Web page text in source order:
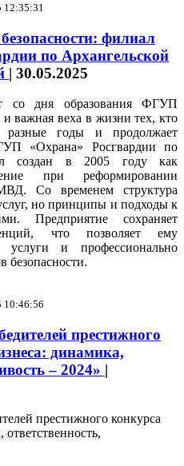
12:35:31
филиал
по Архангельской
| 30.05.2025
со дня образования ФГУП
важная веха в жизни тех, кто
разные годы и продолжает
«Охрана» Росгвардии по
создан в 2005 году как
при реформировании
Со временем структура
но принципы и подходы к
Предприятие сохраняет
что позволяет ему
услуги и профессионально
безопасности.
10:46:56
престижного
динамика,
– 2024» |